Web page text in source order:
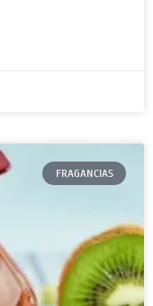
FRAGANCIAS